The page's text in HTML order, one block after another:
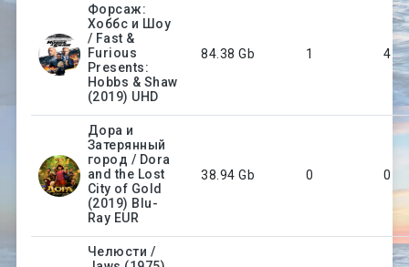
Форсаж:
Хоббс и Шоу
/ Fast &
Furious
Presents:
Hobbs & Shaw
(2019) UHD
84.38 Gb 1 4
Дора и
Затерянный
город / Dora
and the Lost
City of Gold
(2019) Blu-
Ray EUR
38.94 Gb 0 0
Челюсти /